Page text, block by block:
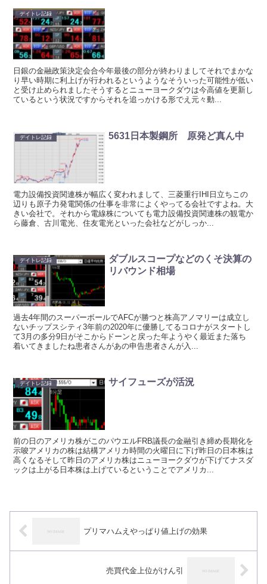
デイトレ記録
日銀の金融政策決定会合今年最後の部分が終わりましてそれでまかな
り早い時期に利上げが行われるというようなそういった可能性が低い
と受け止められましたそうするとニューヨークダウは今高値を更新し
ているという状況ですからそれを追っかける形でえ元々動...
デイトレ記録 5631日本製鋼所 原発ど真ん中
電力設備投資関連株が幅広く変われまして、三菱重行IHI日立ちこの
辺りも原子力発電関係の仕事を非常によくやってる会社ですよね。大
きい会社で。それから電線株についても電力設備投資関連株の観電か
ら藤倉、古川電光、住友電光といった会社などがしっか...
デイトレ記録
ダブルスコープなどのくそ決算の
リバウンド相場
過去4年間のスーパーボールでAFCが勝つと株高アノマリーは成立し
ないチップスシティ3年前の2020年に優勝してるコロナがスタートし
て3月の多分9日がそこからドーンと戻った年ようやく最近また落ち
着いてきましたね患者さんがあの申告患者さんが入...
デイトレ記録 サイフューズが活況
前の日のアメリカ株がこのパウエルFRB議長の金融引き締め長期化を
示唆アメリカの株は結構アメリカ時間の火曜日に下げ昨日の日本株は
高くなるそして昨日のアメリカ株はニューヨークダウが下げてナスダ
ックは上がる日本株は上げているということでアメリカ...
プリマハムえやっぱり値上げの効果
売買代金上位がけん引